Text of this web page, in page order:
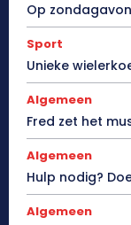
Op
Sport
Unieke
Algemeen
Fred zet het
Algemeen
Hulp nodig?
Algemeen